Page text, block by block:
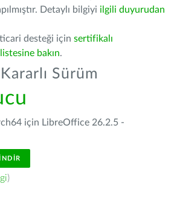
Detaylı bilgiyi ilgili duyurudan
desteği için sertifikalı
bakın.
Sürüm
için LibreOffice 26.2.5 -
)